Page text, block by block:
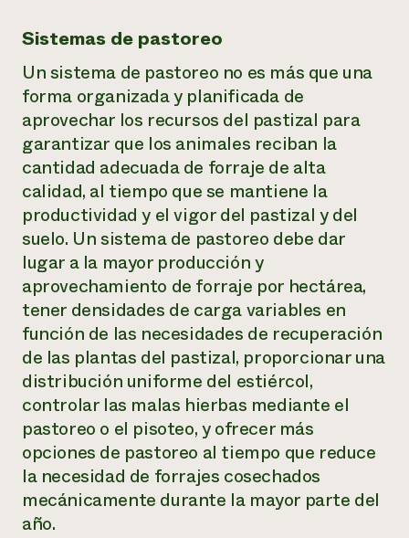
Sistemas de pastoreo
Un sistema de pastoreo no es más que una
forma organizada y planificada de
aprovechar los recursos del pastizal para
garantizar que los animales reciban la
cantidad adecuada de forraje de alta
calidad, al tiempo que se mantiene la
productividad y el vigor del pastizal y del
suelo. Un sistema de pastoreo debe dar
lugar a la mayor producción y
aprovechamiento de forraje por hectárea,
tener densidades de carga variables en
función de las necesidades de recuperación
de las plantas del pastizal, proporcionar una
distribución uniforme del estiércol,
controlar las malas hierbas mediante el
pastoreo o el pisoteo, y ofrecer más
opciones de pastoreo al tiempo que reduce
la necesidad de forrajes cosechados
mecánicamente durante la mayor parte del
año.